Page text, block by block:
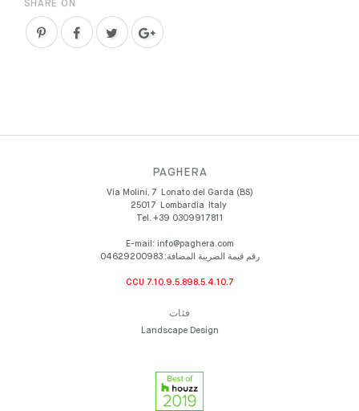
SHARE ON
PAGHERA
Via Molini, 7
Lonato del Garda (BS)
25017
Lombardia
Italy
Tel. +39 0309917811
E-mail: info@paghera.com
رقم قيمة الضريبة المضافة:04629200983
CCU 7.10.9.5.898.5.4.10.7
فئات
Landscape Design